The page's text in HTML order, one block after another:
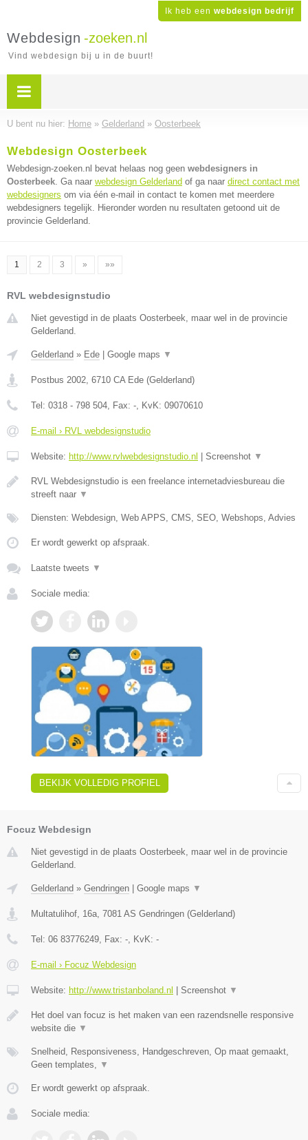
Ik heb een webdesign bedrijf
Webdesign -zoeken.nl
Vind webdesign bij u in de buurt!
U bent nu hier: Home » Gelderland » Oosterbeek
Webdesign Oosterbeek
Webdesign-zoeken.nl bevat helaas nog geen webdesigners in
Oosterbeek. Ga naar webdesign Gelderland of ga naar direct contact met
webdesigners om via één e-mail in contact te komen met meerdere
webdesigners tegelijk. Hieronder worden nu resultaten getoond uit de
provincie Gelderland.
1 2 3 » »»
RVL webdesignstudio
Niet gevestigd in de plaats Oosterbeek, maar wel in de provincie
Gelderland.
Gelderland » Ede Google maps ▼
Postbus 2002, 6710 CA Ede (Gelderland)
Tel: 0318 - 798 504, Fax: -, KvK: 09070610
E-mail › RVL webdesignstudio
Website: http://www.rvlwebdesignstudio.nl Screenshot ▼
RVL Webdesignstudio is een freelance internetadviesbureau die
streeft naar ▼
Diensten: Webdesign, Web APPS, CMS, SEO, Webshops, Advies
Er wordt gewerkt op afspraak.
Laatste tweets ▼
Sociale media:
BEKIJK VOLLEDIG PROFIEL
Focuz Webdesign
Niet gevestigd in de plaats Oosterbeek, maar wel in de provincie
Gelderland.
Gelderland » Gendringen | Google maps ▼
Multatulihof, 16a 7081 AS Gendringen (Gelderland)
Tel: 06 83776249 , Fax: - , KvK: -
E-mail › Focuz Webdesign
Website: http://www.tristanboland.nl | Screenshot ▼
Het doel van focuz is het maken van een razendsnelle responsive
website die ▼
Snelheid, Responsiveness, Handgeschreven, Op maat gemaakt,
Geen templates,
▼
Er wordt gewerkt op afspraak.
Sociale media: